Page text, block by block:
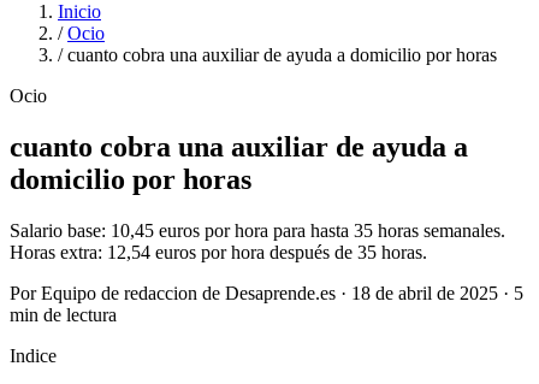
Inicio
/ Ocio
/ cuanto cobra una auxiliar de ayuda a domicilio por horas
Ocio
cuanto cobra una auxiliar de ayuda a
domicilio por horas
Salario base: 10,45 euros por hora para hasta 35 horas semanales.
Horas extra: 12,54 euros por hora después de 35 horas.
Por Equipo de redaccion de Desaprende.es · 18 de abril de 2025 · 5
min de lectura
Indice